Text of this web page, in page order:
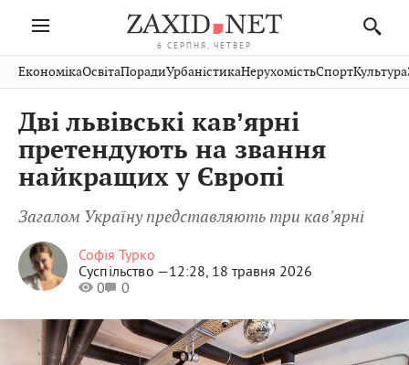
6 СЕРПНЯ, ЧЕТВЕР
Івано-
Франківськ
Тернопіль
Волинь
Закарпаття
Рівне
Шептицький
Стрий
Хмельницький
Вінниця
Публікації
Авто СловкоКультура
Кіно Дім Спорт
ФотоОсвітаНерухомість
Домашні
ЕкономікаОсвітаПорадиУрбаністикаНерухомістьСпортКультура
Дві львівські кавʼярні
претендують на звання
найкращих у Європі
Загалом Україну представляють три кавʼярні
Софія Турко
Суспільство —12:28, 18 травня 2026
0
0